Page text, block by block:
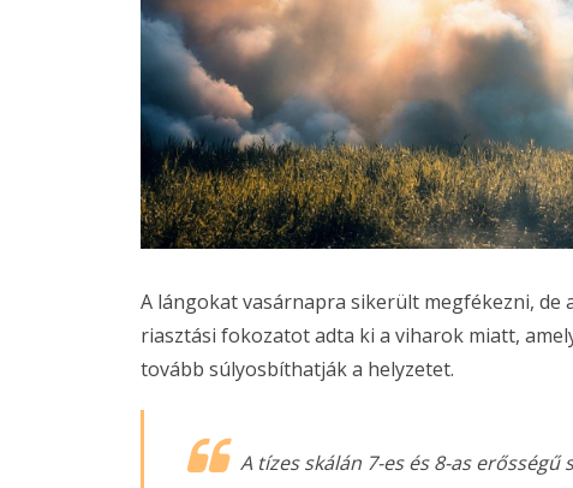
A lángokat vasárnapra sikerült megfékezni, de
riasztási fokozatot adta ki a viharok miatt,
tovább súlyosbíthatják a helyzetet.
A tízes skálán 7-es és 8-as